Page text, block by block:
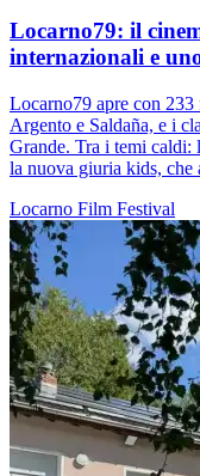
Locarno79: il
internazionali e
Locarno79 apre con
Argento e Saldaña, e i
Grande. Tra i temi
la nuova giuria kids, che
Locarno Film Festival